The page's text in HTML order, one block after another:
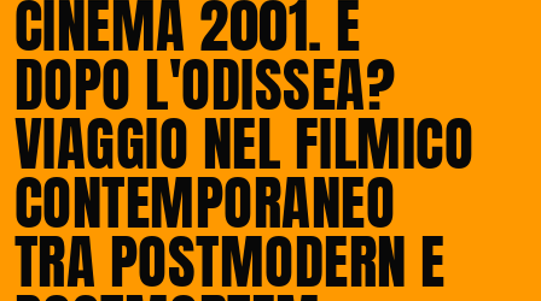
CINEMA 2001. E
DOPO L'ODISSEA?
VIAGGIO NEL FILMICO
CONTEMPORANEO
TRA POSTMODERN E